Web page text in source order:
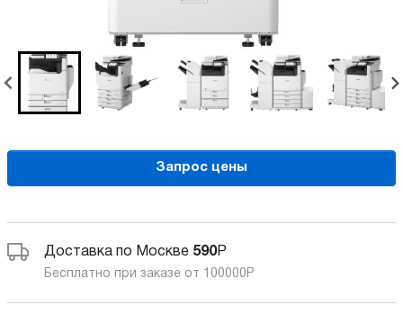
Запрос цены
Доставка по Москве 590Р
Бесплатно при заказе от 100000 Р